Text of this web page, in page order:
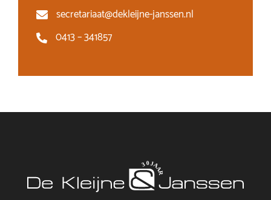
secretariaat@dekleijne-janssen.nl
0413 – 341857